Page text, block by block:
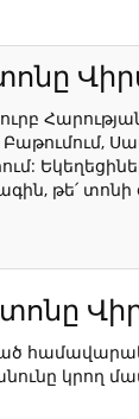
Բաթումում,
թե՛ տոնի
կրող